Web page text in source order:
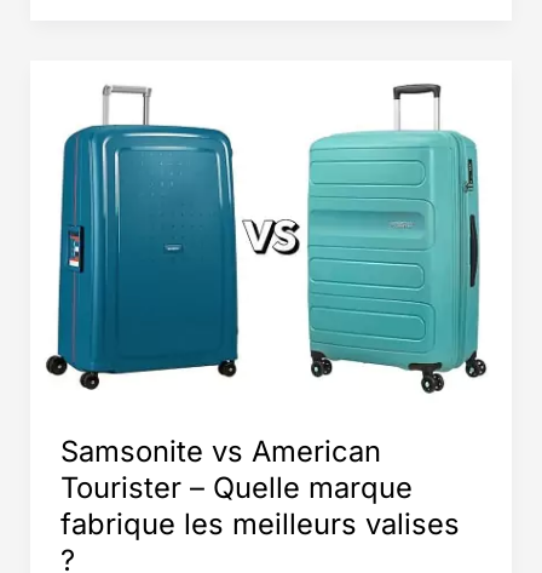
garantie
vie
en
2025
Samsonite vs American
Tourister – Quelle marque
fabrique les meilleurs valises
?